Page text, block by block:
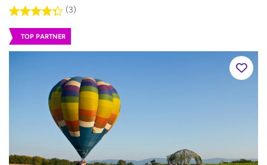
(3)
TOP PARTNER